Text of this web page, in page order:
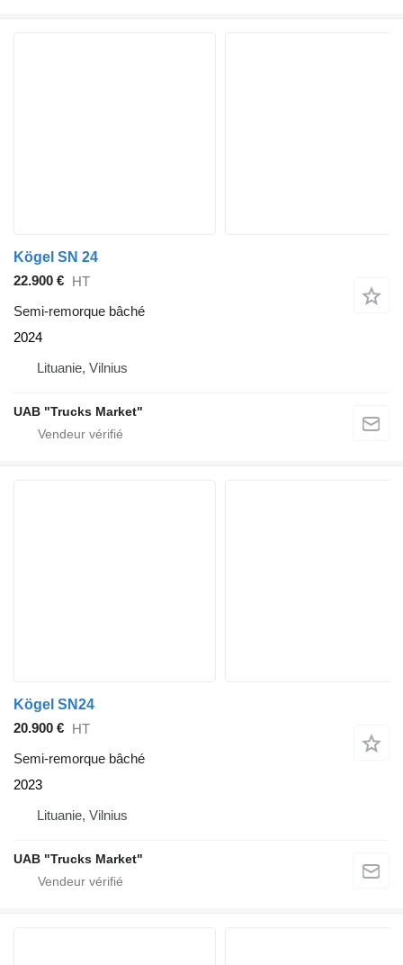
Kögel SN 24
22.900 € HT
Semi-remorque bâché
2024
Lituanie, Vilnius
UAB "Trucks Market"
Kögel SN24
20.900 €
HT
Semi-remorque bâché
2023
Lituanie, Vilnius
UAB "Trucks Market"